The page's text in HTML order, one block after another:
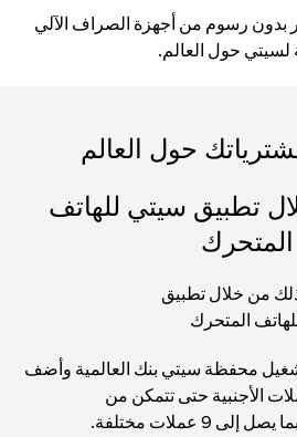
بدون رسوم من أجهزة الصراف الآلي
لسيتي حول العالم.
حول العالم
تطبيق سيتي للهاتف
المتحرك
محفظة سيتي بنك العالمية وأضف
الأجنبية حتى تتمكن من
9 عملات مختلفة.